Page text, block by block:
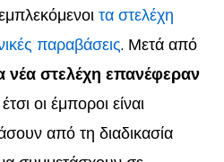
τα στελέχη
παραβάσεις. Μετά από
νέα στελέχη επανέφεραν
έτσι οι έμποροι είναι
από τη διαδικασία